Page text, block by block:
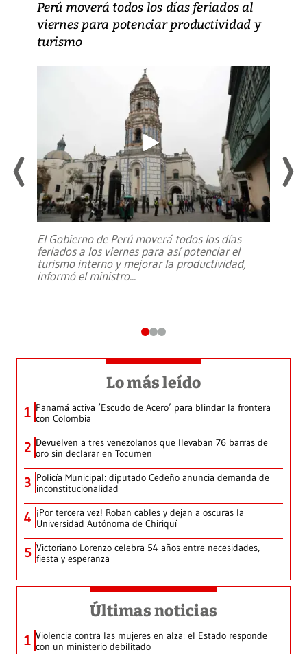
Perú moverá todos los días feriados al
viernes para potenciar productividad y
turismo
El Gobierno de Perú moverá todos los días
feriados a los viernes para así potenciar el
turismo interno y mejorar la productividad,
informó el ministro...
Lo más leído
1 Panamá activa ‘Escudo de Acero’ para blindar la frontera
con Colombia
2 Devuelven a tres venezolanos que llevaban 76 barras de
oro sin declarar en Tocumen
3 Policía Municipal: diputado Cedeño anuncia demanda de
inconstitucionalidad
4 ¡Por tercera vez! Roban cables y dejan a oscuras la
Universidad Autónoma de Chiriquí
5 Victoriano Lorenzo celebra 54 años entre necesidades,
fiesta y esperanza
Últimas noticias
1 Violencia contra las mujeres en alza: el Estado responde
con un ministerio debilitado